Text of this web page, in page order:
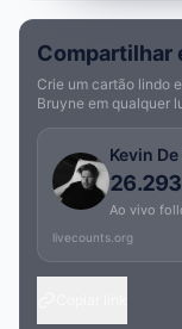
Compartilhar
Crie um cartão lindo
Bruyne em qualquer
Kevin
Ao vivo
livecounts.org